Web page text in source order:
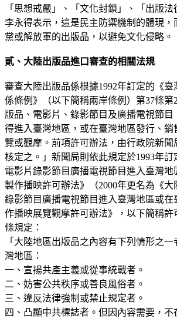
「思想戒嚴」、「文化封鎖」、「出版
李永得表示，這是民主防禦機制的體現，
黨或解放軍的出版品，以避免文化侵略。
貳、大陸出版品進口審查的相關法規
審查大陸出版品係根據1992年訂定的《臺
係條例》（以下簡稱兩岸條例）第37條第
版品、電影片、錄影節目及廣播電視節目
得進入臺灣地區，或在臺灣地區發行、銷
覽或觀摩。前項許可辦法，由行政院新
核定之。」新聞局則依此規定於1993年
電影片錄影節目廣播電視節目進入臺灣
製作播映許可辦法》（2000年更名為《大
錄影節目廣播電視節目進入臺灣地區或在
作播映展覽觀摩許可辦法》，以下簡稱許
條規定：
「大陸地區出版品之內容有下列情形之
灣地區：
一、宣揚共產主義或從事統戰者。
二、妨害公共秩序或善良風俗者。
三、違反法律強制或禁止規定者。
四、凸顯中共標誌者。但因內容需要，不